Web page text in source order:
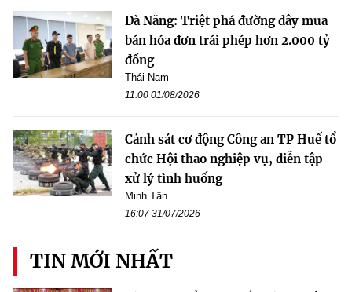
Đà Nẵng: Triệt phá đường dây mua
bán hóa đơn trái phép hơn 2.000 tỷ
đồng
Thái Nam
11:00 01/08/2026
Cảnh sát cơ động Công an TP Huế tổ
chức Hội thao nghiệp vụ, diễn tập
xử lý tình huống
Minh Tân
16:07 31/07/2026
TIN MỚI NHẤT